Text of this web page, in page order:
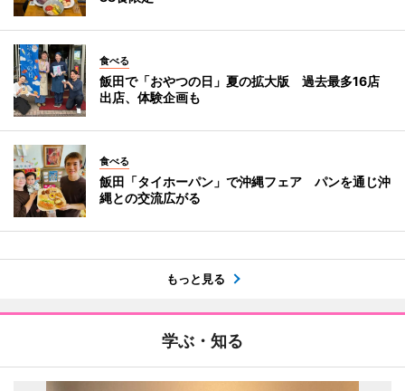
食べる
飯田で「おやつの日」夏の拡大版 過去最多16店
出店、体験企画も
食べる
飯田「タイホーパン」で沖縄フェア パンを通じ沖
縄との交流広がる
もっと見る
学ぶ・知る